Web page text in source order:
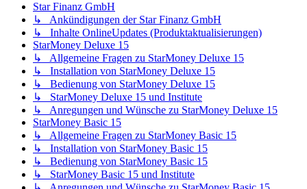
Star Finanz GmbH
↳ Ankündigungen der Star Finanz GmbH
↳ Inhalte OnlineUpdates (Produktaktualisierungen)
StarMoney Deluxe 15
↳ Allgemeine Fragen zu StarMoney Deluxe 15
↳ Installation von StarMoney Deluxe 15
↳ Bedienung von StarMoney Deluxe 15
↳ StarMoney Deluxe 15 und Institute
↳ Anregungen und Wünsche zu StarMoney Deluxe 15
StarMoney Basic 15
↳ Allgemeine Fragen zu StarMoney Basic 15
↳ Installation von StarMoney Basic 15
↳ Bedienung von StarMoney Basic 15
↳ StarMoney Basic 15 und Institute